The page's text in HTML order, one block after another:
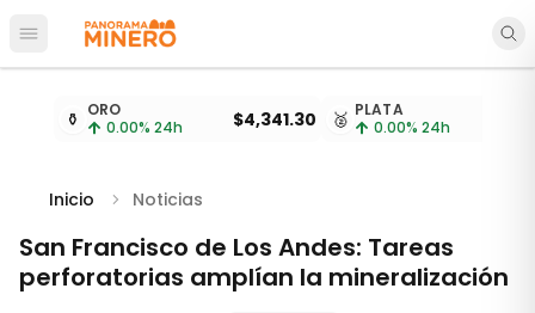
Abrir menú principal
Cotizaciones de metales actualizadas cada 15
⚱️ ORO
0.00% 24h $4,341.30 🥈 PLATA
0.00% 24h
Inicio Noticias
San Francisco de Los Andes: Tareas
perforatorias amplían la mineralización